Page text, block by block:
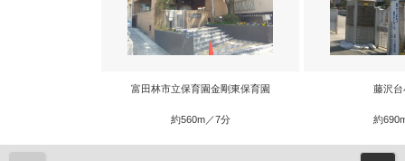
富田林市立保育園金剛東保育園
約560m／7分
藤沢台
約